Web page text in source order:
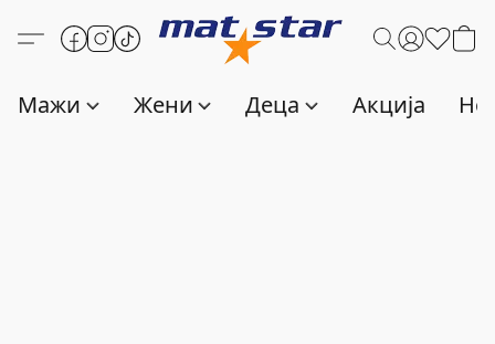
Мажи Жени Деца Акција